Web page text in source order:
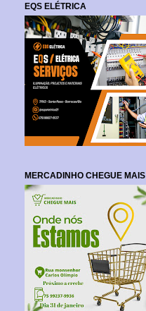
EQS ELÉTRICA
MERCADINHO CHEGUE MAIS